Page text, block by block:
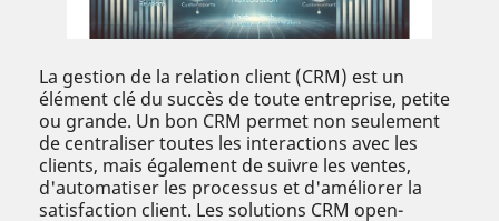
La gestion de la relation client (CRM) est un
élément clé du succès de toute entreprise, petite
ou grande. Un bon CRM permet non seulement
de centraliser toutes les interactions avec les
clients, mais également de suivre les ventes,
d'automatiser les processus et d'améliorer la
satisfaction client. Les solutions CRM open-